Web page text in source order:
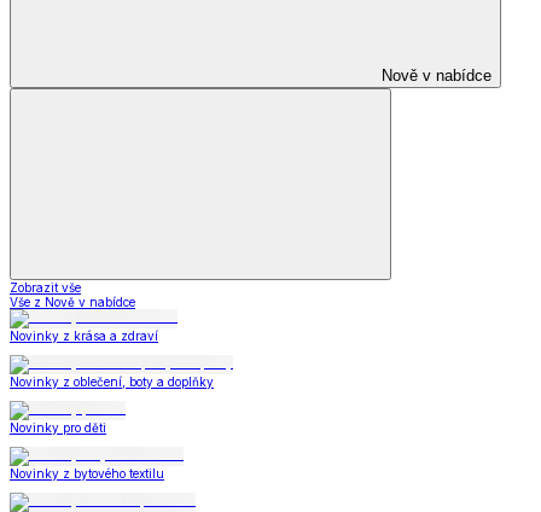
Nově v nabídce
Zobrazit vše
Vše z Nově v nabídce
Novinky z krása a zdraví
Novinky z oblečení, boty a doplňky
Novinky pro děti
Novinky z bytového textilu